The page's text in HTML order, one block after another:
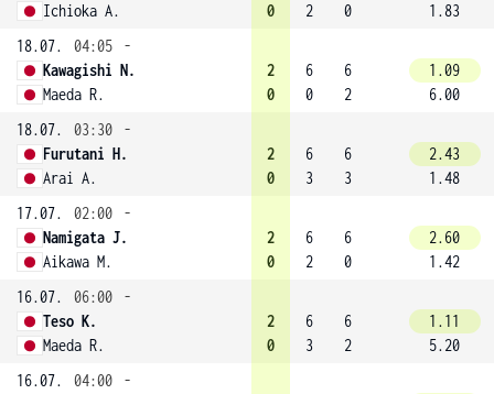
Ichioka A.
0
2
0
1.83
18.07.
04:05
-
Kawagishi N.
Maeda R.
2
0
6
0
6
2
1.09
6.00
18.07.
03:30
-
Furutani H.
Arai A.
2
0
6
3
6
3
2.43
1.48
17.07.
02:00
-
Namigata J.
Aikawa M.
2
0
6
2
6
0
2.60
1.42
16.07.
06:00
-
Teso K.
Maeda R.
2
0
6
3
6
2
1.11
5.20
16.07.
04:00
-